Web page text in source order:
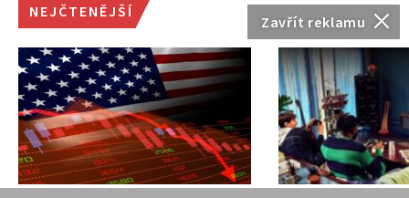
Zavřít reklamu
NEJČTENĚJŠÍ